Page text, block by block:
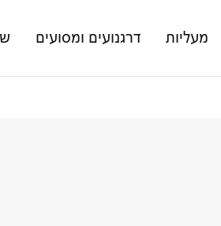
מעליות דרגנועים ומסועים